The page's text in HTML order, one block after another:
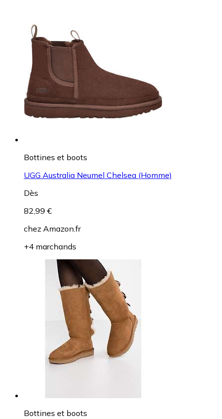
Bottines et boots
UGG Australia Neumel Chelsea (Homme)
Dès
82,99 €
chez Amazon.fr
+4 marchands
Bottines et boots